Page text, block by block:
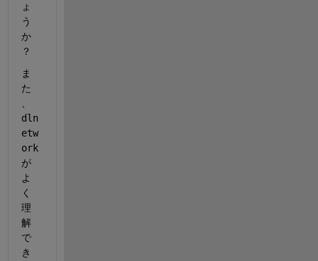
ょ
う
か
？
ま
た
dln
etw
ork
が
よ
く
理
解
で
き